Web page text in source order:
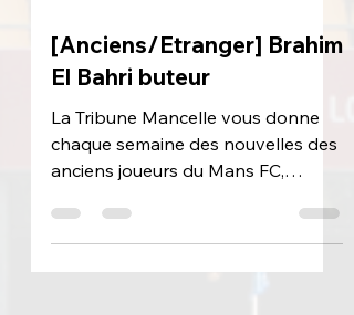
[Anciens/Etranger] Brahim
El Bahri buteur
La Tribune Mancelle vous donne
chaque semaine des nouvelles des
anciens joueurs du Mans FC,
perfs se...